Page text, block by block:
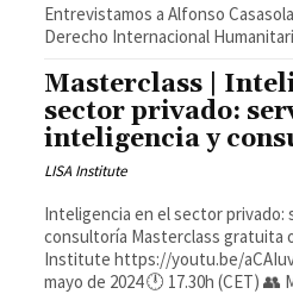
Entrevistamos a Alfonso
Derecho Internacional
Masterclass |
sector privado:
inteligencia y
LISA Institute
Inteligencia en el sector privado:
consultoría Masterclass gratuita organizada por LISA
Institute https://youtu.be/aCAIuvcqtpc 📅 Miércoles 22 de
mayo de